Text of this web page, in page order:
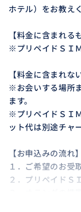
ホテル）をお教え
【料金に含まれる
※プリペイドＳＩ
【料金に含まれな
※お会いする場所
ます。
※プリペイドＳＩ
ット代は別途チャ
【お申込みの流れ】
１．ご希望のお受
２．プリペイドＳ
４．ご自身で携